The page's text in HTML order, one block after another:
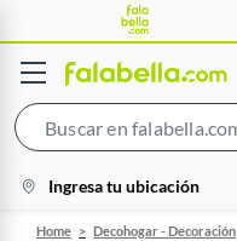
location-
icon
Ingresa tu ubicación
Home Decohogar - Decoración